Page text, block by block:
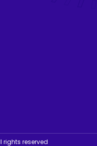
rights reserved